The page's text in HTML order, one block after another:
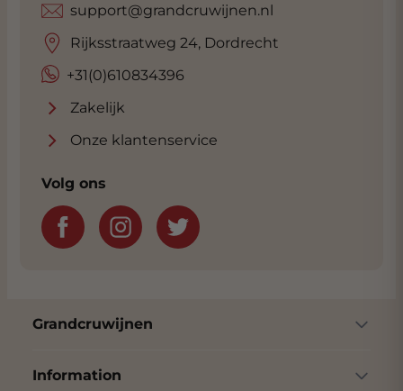
+31(0)610834396
support@grandcruwijnen.nl
Rijksstraatweg 24, Dordrecht
Zakelijk
Onze klantenservice
Volg ons
Grandcruwijnen
Information